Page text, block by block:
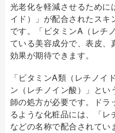
光老化を軽減させるために
イド）」が配合されたス
です。「ビタミンA（レチ
ている美容成分で、表皮、
効果が期待できます。
「ビタミンA類（レチノイ
ン（レチノイン酸）」と
師の処方が必要です。ド
るような化粧品には、「レ
などの名称で配合されてい